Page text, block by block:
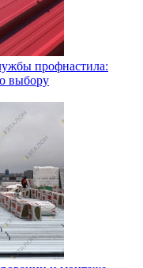
профнастила:
выбору